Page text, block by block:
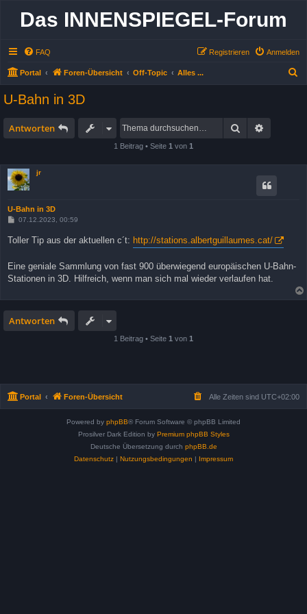
Das INNENSPIEGEL-Forum
FAQ Anmelden
Registrieren
Portal Foren-Übersicht Off-Topic Alles ...
U-Bahn in 3D
Antworten Suche
1 Beitrag • Seite 1 von 1
jr
U-Bahn in 3D
B
t
g
07.12.2023, 00:59
Toller Tip aus der aktuellen c´t: http://stations.albertguillaumes.cat/
Eine geniale Sammlung von fast 900 überwiegend europäischen U-Bahn-
Stationen in 3D. Hilfreich, wenn man sich mal wieder verlaufen hat.
Antworten
1 Beitrag • Seite 1 von 1
Portal Foren-Übersicht Alle Zeiten sind UTC+02:00
Powered by phpBB® Forum Software © phpBB Limited
Prosilver Dark Edition by Premium phpBB Styles
Deutsche Übersetzung durch phpBB.de
Datenschutz | Nutzungsbedingungen | Impressum